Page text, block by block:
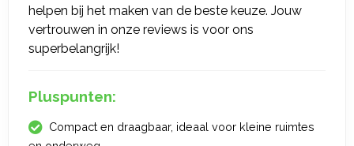
helpen bij het maken van de beste keuze. Jouw
vertrouwen in onze reviews is voor ons
superbelangrijk!
Pluspunten:
Compact en draagbaar, ideaal voor kleine ruimtes